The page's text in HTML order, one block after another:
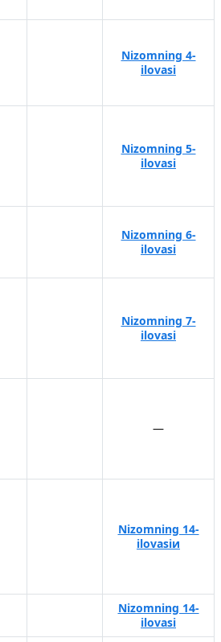
Nizomning 4-
ilovasi
Nizomning 5-
ilovasi
Nizomning 6-
ilovasi
Nizomning 7-
ilovasi
—
Nizomning 14-
ilovasiи
Nizomning 14-
ilovasi